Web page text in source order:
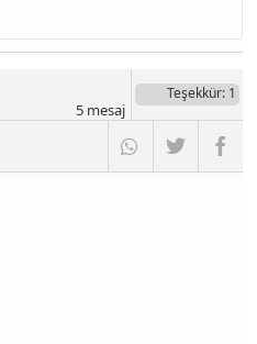
Teşekkür: 1
5mesaj